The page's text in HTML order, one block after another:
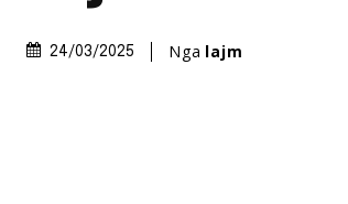
24/03/2025 Nga lajm